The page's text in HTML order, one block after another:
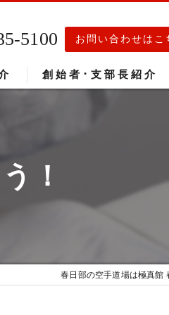
5100 お問い合わせはこ
創始者･支部長紹介
！
春日部の空手道場は極真館